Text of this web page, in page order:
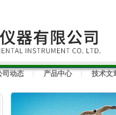
司动态 产品中心 技术文